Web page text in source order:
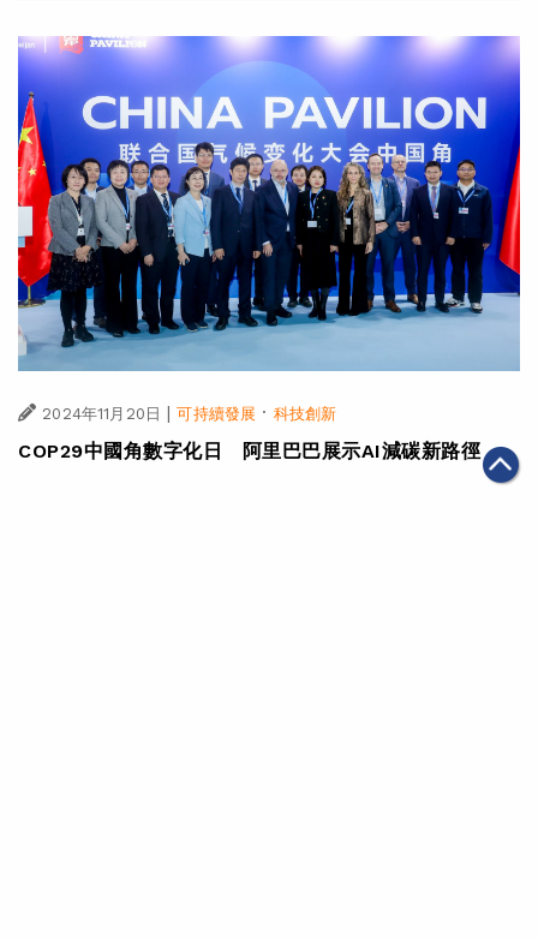
2024年11月20日 | 可持續發展 · 科技創新
COP29中國角數字化日 阿里巴巴展示AI減碳新路徑